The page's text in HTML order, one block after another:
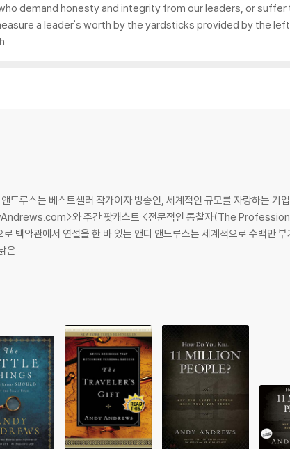
demand honesty and integrity from our leaders, or
a leader's worth by the yardsticks provided by the
드루스는 베스트셀러 작가이자 방송인, 세계적인 규모를 자랑하는 기
와 주간 팟캐스트 <전문적인 통찰자(The
은